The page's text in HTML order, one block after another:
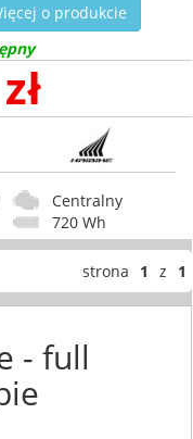
o produkcie
Centralny
720 Wh
strona 1 z 1
- full